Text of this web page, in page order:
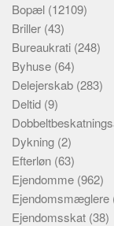
Bopæl (12109)
Briller (43)
Bureaukrati (248)
Byhuse (64)
Delejerskab (283)
Deltid (9)
Dykning (2)
Efterløn (63)
Ejendomme (962)
Ejendomsmæglere
Ejendomsskat (38)